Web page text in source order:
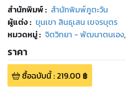
สำนักพิมพ์: สำนักพิมพ์ภูตะวัน
ผู้แต่ง : ขุนเขา สินธุเสน เขจรบุตร
หมวดหมู่: จิตวิทยา - พัฒนาตนเอง,
ราคา
ซื้อฉบับนี้: 219.00 ฿